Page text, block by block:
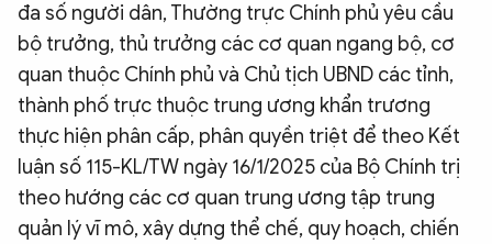
Infographic
Chuyên trang An ninh thế giớiVăn nghệ Công an
Chuyên đề
đa số người dân, Thường trực Chính phủ yêu cầu
bộ trưởng, thủ trưởng các cơ quan ngang bộ, cơ
quan thuộc Chính phủ và Chủ tịch UBND các tỉnh,
thành phố trực thuộc trung ương khẩn trương
thực hiện phân cấp, phân quyền triệt để theo Kết
luận số 115-KL/TW ngày 16/1/2025 của Bộ Chính trị
theo hướng các cơ quan trung ương tập trung
quản lý vĩ mô, xây dựng thể chế, quy hoạch, chiến